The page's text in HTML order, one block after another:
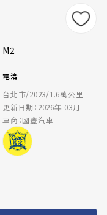
M2
電洽
台北市/2023/1.6萬公里
更新日期：2026年 03月
車商：國豐汽車